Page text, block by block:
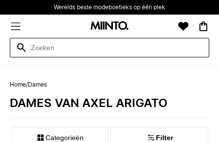
Werelds beste modeboetieks op één plek
Home/Dames
DAMES VAN AXEL ARIGATO
Categorieën Filter